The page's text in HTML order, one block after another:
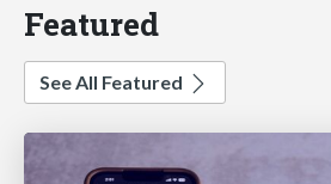
Featured
See All Featured